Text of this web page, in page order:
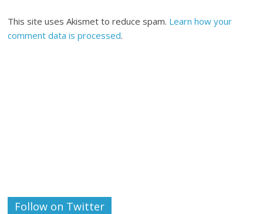
This site uses Akismet to reduce spam. Learn how your
comment data is processed.
Follow on Twitter